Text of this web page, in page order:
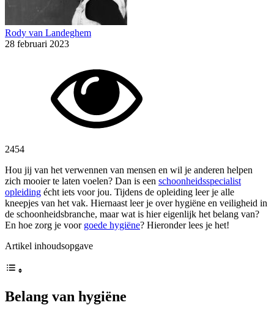
Rody van Landeghem
28 februari 2023
2454
Hou jij van het verwennen van mensen en wil je anderen helpen
zich mooier te laten voelen? Dan is een schoonheidsspecialist
opleiding écht iets voor jou. Tijdens de opleiding leer je alle
kneepjes van het vak. Hiernaast leer je over hygiëne en veiligheid in
de schoonheidsbranche, maar wat is hier eigenlijk het belang van?
En hoe zorg je voor goede hygiëne? Hieronder lees je het!
Artikel inhoudsopgave
Belang van hygiëne